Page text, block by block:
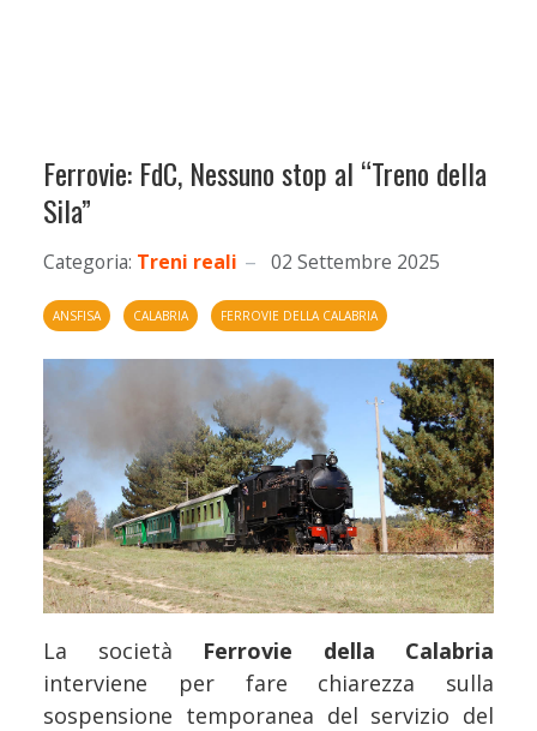
Ferrovie: FdC, Nessuno stop al “Treno della
Sila”
Categoria: Treni reali 02 Settembre 2025
ANSFISA CALABRIA FERROVIE DELLA CALABRIA
La società Ferrovie della Calabria
interviene per fare chiarezza sulla
sospensione temporanea del servizio del